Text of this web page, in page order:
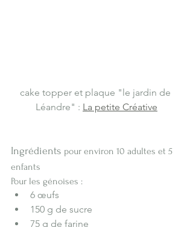
cake topper et plaque "le jardin de
Léandre" : La petite Créative
Ingrédients pour environ 10 adultes et 5
enfants
Pour les génoises :
6 œufs
150 g de sucre
75 g de farine